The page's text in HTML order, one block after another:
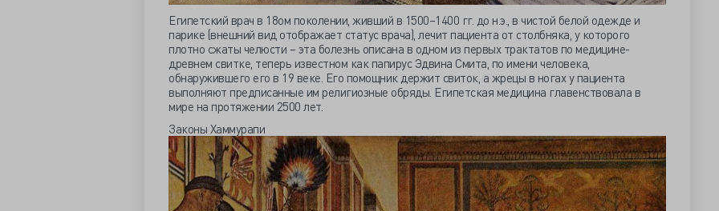
Египетский врач в 18ом поколении, живший в 1500–1400 гг. до н.э., в чистой белой одежде и
парике (внешний вид отображает статус врача), лечит пациента от столбняка, у которого
плотно сжаты челюсти – эта болезнь описана в одном из первых трактатов по медицине-
древнем свитке, теперь известном как папирус Эдвина Смита, по имени человека,
обнаружившего его в 19 веке. Его помощник держит свиток, а жрецы в ногах у пациента
выполняют предписанные им религиозные обряды. Египетская медицина главенствовала в
мире на протяжении 2500 лет.
Законы Хаммурапи